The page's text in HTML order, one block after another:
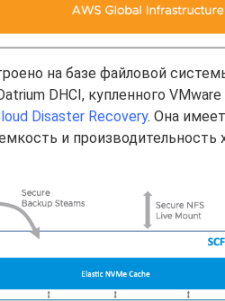
на базе файловой
DHCI, купленного VMware
Disaster Recovery. Она
и производительность